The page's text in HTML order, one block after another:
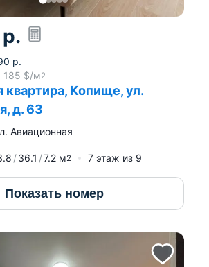
р.
р.
185 $/м2
квартира, Копище, ул.
д. 63
Авиационная
36.1 7.2 м2 7 этаж из 9
Показать номер